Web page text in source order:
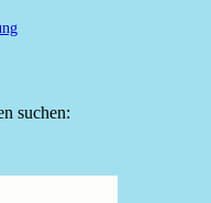
suchen: